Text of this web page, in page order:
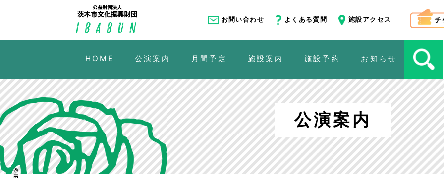
お問い合わせ よくある質問 施設アクセス
HOME 公演案内 月間予定 施設案内 施設予約 お知らせ
公演案内